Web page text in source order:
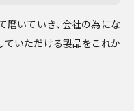
磨いていき、会社の為にな
いただける製品をこれか